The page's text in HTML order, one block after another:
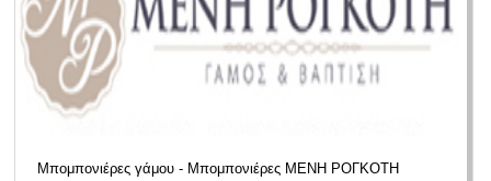
Μπομπονιέρες γάμου - Μπομπονιέρες ΜΕΝΗ ΡΟΓΚΟΤΗ